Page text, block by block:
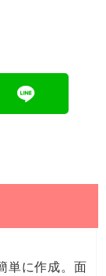
単に作成。面